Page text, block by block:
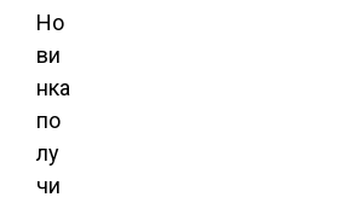
Но
ви
нка
по
лу
чи